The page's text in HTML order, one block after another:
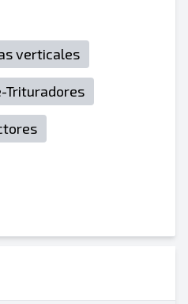
verticales
Trituradores